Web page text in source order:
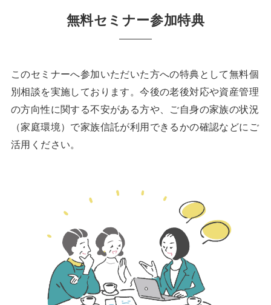
無料セミナー参加特典
このセミナーへ参加いただいた方への特典として無料個
別相談を実施しております。今後の老後対応や資産管理
の方向性に関する不安がある方や、ご自身の家族の状況
（家庭環境）で家族信託が利用できるかの確認などにご
活用ください。